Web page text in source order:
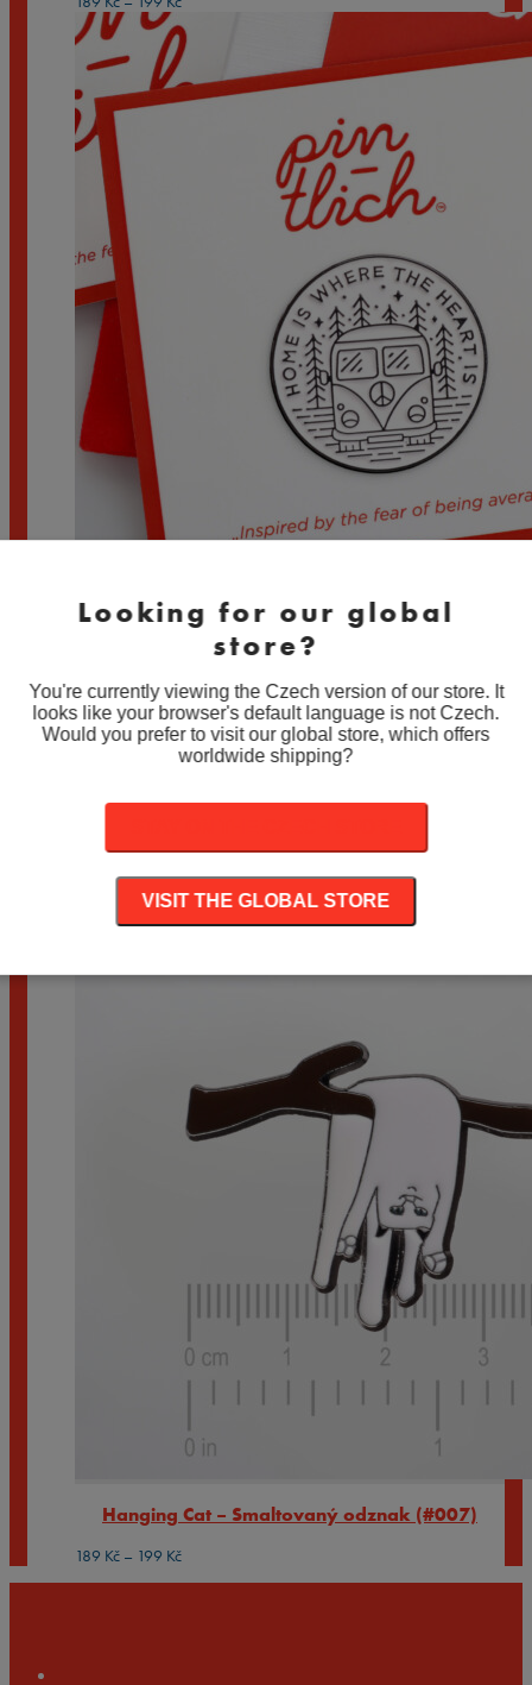
cen:
189 Kč
až
199 Kč
Hope Is Where the Heart Is – Smaltovaný
odznak (#012)
189Kč– 199KčRozpětí
cen:
189 Kč
(#022)
Kč–199KčRozpětí
cen:
189 Kč
Hanging Cat – Smaltovaný odznak (#007)
189 Kč – 199 KčRozpětí
Looking for our global
store?
You're currently viewing the Czech version of our store. It
looks like your browser's default language is not Czech.
Would you prefer to visit our global store, which offers
worldwide shipping?
VISIT THE GLOBAL STORE